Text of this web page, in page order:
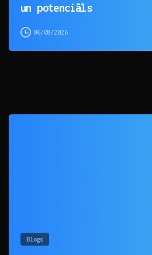
un potenciāls
06/08/2026
Blogs